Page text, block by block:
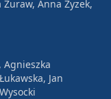
Anna Zyzek,
Agnieszka
Jan